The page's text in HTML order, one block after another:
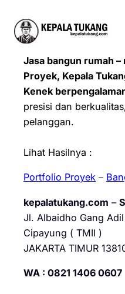
Jasa bangun rumah
Proyek, Kepala
Kenek
presisi dan
pelanggan.
Lihat Hasilnya :
Portfolio Proyek –
kepalatukang.com –
Jl. Albaidho Gang
Cipayung ( TMII )
JAKARTA TIMUR
WA : 0821 1406 0607